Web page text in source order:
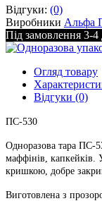
Відгуки: (0)
Виробники Альфа
Під замовлення 3-4
Огляд товару
Відгуки (0)
ПС-530
Одноразова тара ПС-
маффінів, капкейків.
кришкою, добре
Виготовлена ​​з